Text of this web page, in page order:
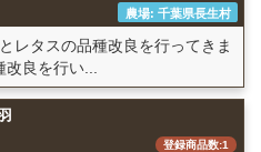
農場: 千葉県長生村
レタスの品種改良を行ってきま
改良を行い...
登録商品数:1